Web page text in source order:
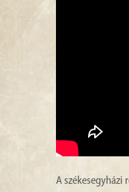
A székesegyházi